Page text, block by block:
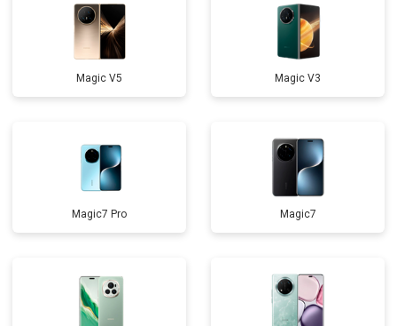
Magic V5 Magic V3
Magic7 Pro Magic7